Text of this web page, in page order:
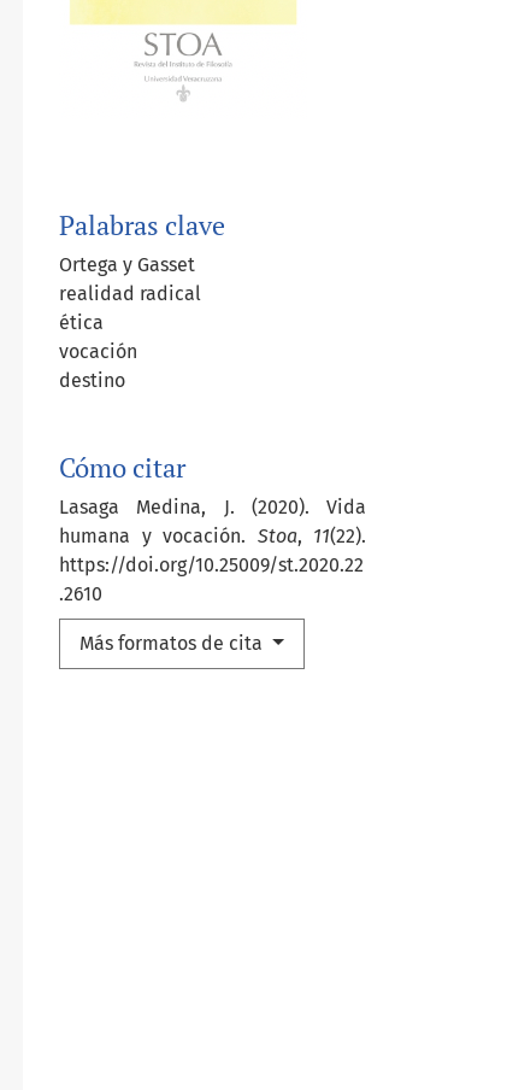
Palabras clave
Ortega y Gasset
realidad radical
ética
vocación
destino
Cómo citar
Lasaga Medina, J. (2020). Vida
humana y vocación. Stoa, 11(22).
https://doi.org/10.25009/st.2020.22
.2610
Más formatos de cita